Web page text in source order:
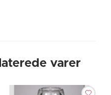
varer